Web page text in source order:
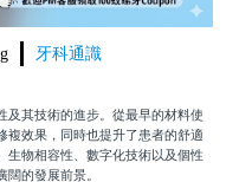
牙科通識
其技術的進步。從最早的材料使
複效果，同時也提升了患者的舒適
生物相容性、數字化技術以及個性
的發展前景。